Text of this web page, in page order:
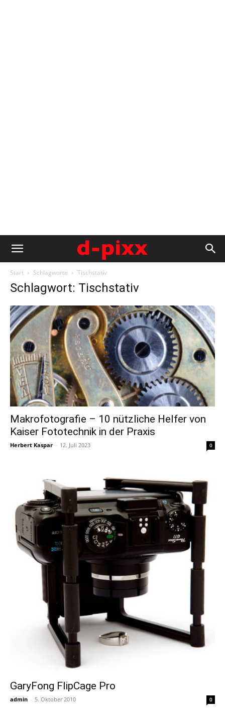
Start Schlagworte Tischstativ
Schlagwort: Tischstativ
Makrofotografie – 10 nützliche Helfer von
Kaiser Fototechnik in der Praxis
Herbert Kaspar - 12. Juli 2023 0
GaryFong FlipCage Pro
admin - 5. Oktober 2010 0